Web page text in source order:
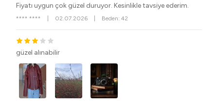
Fiyatı uygun çok güzel duruyor. Kesinlikle tavsiye ederim.
**** **** 02.07.2026 Beden: 42
güzel alınabilir